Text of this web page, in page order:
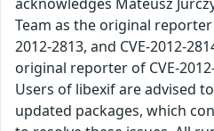
Team as the original reporter
2012-2813, and CVE-2012-
original reporter of CVE-
Users of libexif are advised
updated packages, which